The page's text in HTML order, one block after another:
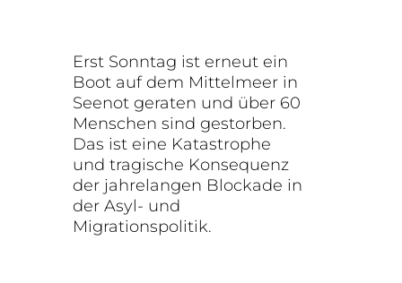
Erst Sonntag ist erneut ein
Boot auf dem Mittelmeer in
Seenot geraten und über 60
Menschen sind gestorben.
Das ist eine Katastrophe
und tragische Konsequenz
der jahrelangen Blockade in
der Asyl- und
Migrationspolitik.